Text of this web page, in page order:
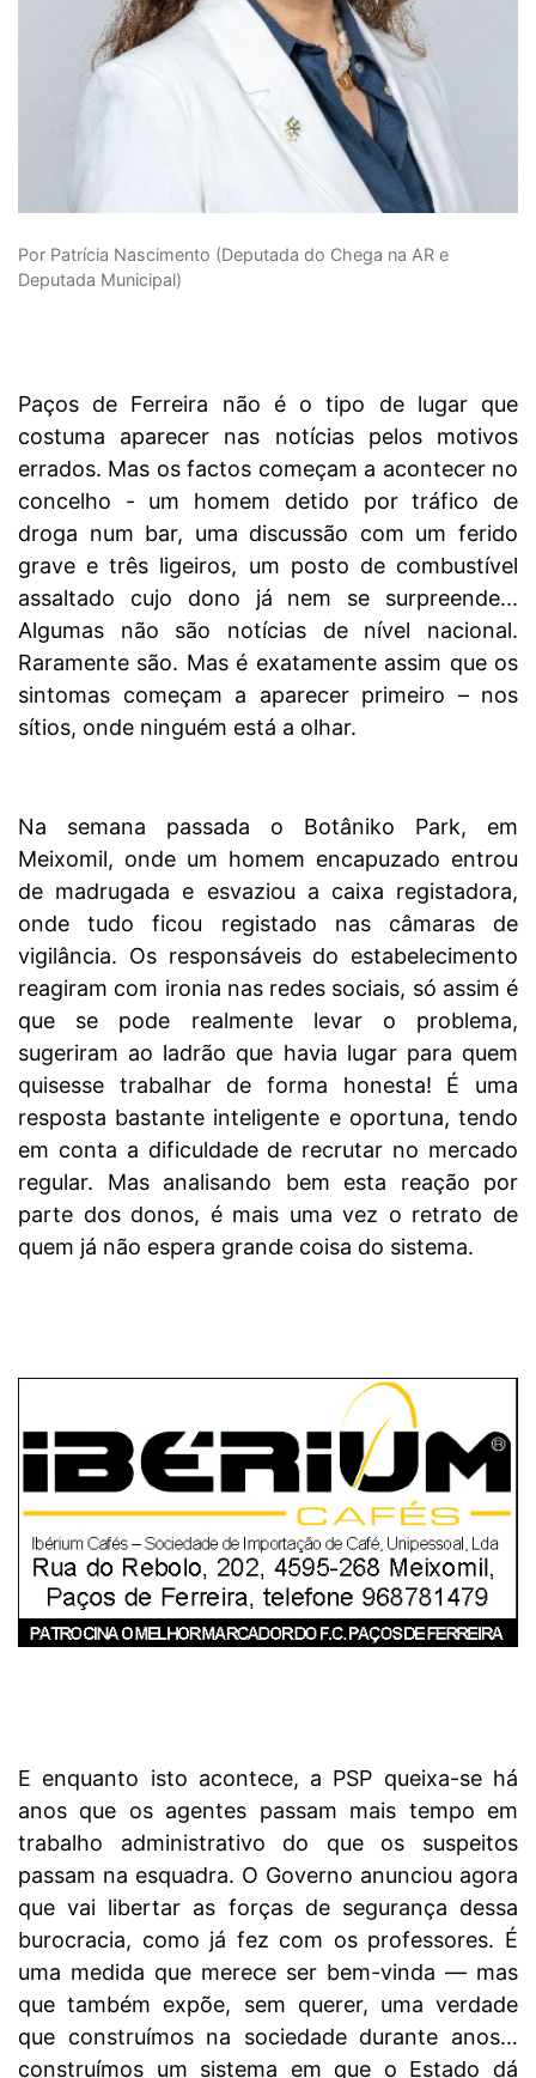
Por Patrícia Nascimento (Deputada do Chega na AR e
Deputada Municipal)
Paços de Ferreira não é o tipo de lugar que
costuma aparecer nas notícias pelos motivos
errados. Mas os factos começam a acontecer no
concelho - um homem detido por tráfico de
droga num bar, uma discussão com um ferido
grave e três ligeiros, um posto de combustível
assaltado cujo dono já nem se surpreende...
Algumas não são notícias de nível nacional.
Raramente são. Mas é exatamente assim que os
sintomas começam a aparecer primeiro – nos
sítios, onde ninguém está a olhar.
Na semana passada o Botâniko Park, em
Meixomil, onde um homem encapuzado entrou
de madrugada e esvaziou a caixa registadora,
onde tudo ficou registado nas câmaras de
vigilância. Os responsáveis do estabelecimento
reagiram com ironia nas redes sociais, só assim é
que se pode realmente levar o problema,
sugeriram ao ladrão que havia lugar para quem
quisesse trabalhar de forma honesta! É uma
resposta bastante inteligente e oportuna, tendo
em conta a dificuldade de recrutar no mercado
regular. Mas analisando bem esta reação por
parte dos donos, é mais uma vez o retrato de
quem já não espera grande coisa do sistema.
E enquanto isto acontece, a PSP queixa-se há
anos que os agentes passam mais tempo em
trabalho administrativo do que os suspeitos
passam na esquadra. O Governo anunciou agora
que vai libertar as forças de segurança dessa
burocracia, como já fez com os professores. É
uma medida que merece ser bem-vinda — mas
que também expõe, sem querer, uma verdade
que construímos na sociedade durante anos…
construímos um sistema em que o Estado dá